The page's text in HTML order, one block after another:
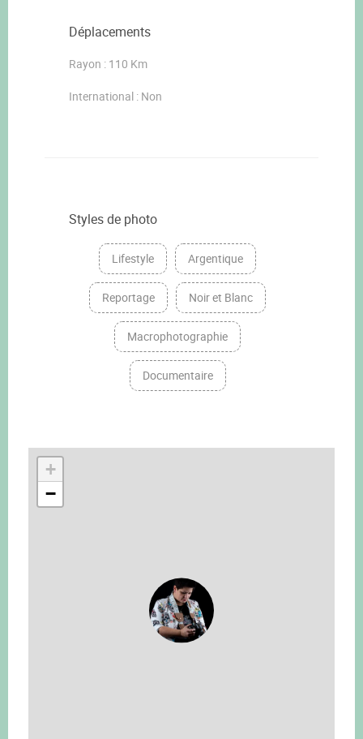
Déplacements
Rayon : 110 Km
International : Non
Styles de photo
Lifestyle Argentique
Reportage Noir et Blanc
Macrophotographie
Documentaire
+
−